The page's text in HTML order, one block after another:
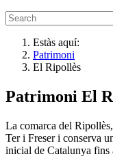
Estàs aquí:
Patrimoni
El Ripollès
Patrimoni El
La comarca del
Ter i Freser i conserva
inicial de Catalunya fins